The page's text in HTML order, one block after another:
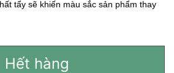
tẩy sẽ khiến màu sắc sản phẩm thay
Hết hàng